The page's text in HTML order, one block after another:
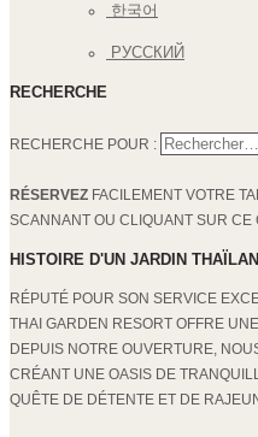
한국어
РУССКИЙ
RECHERCHE
RECHERCHE POUR :
RÉSERVEZ FACILEMENT VOTRE
SCANNANT OU CLIQUANT SUR CE
HISTOIRE D'UN JARDIN
RÉPUTÉ POUR SON SERVICE
THAI GARDEN RESORT OFFRE
DEPUIS NOTRE OUVERTURE,
CRÉANT UNE OASIS DE
QUÊTE DE DÉTENTE ET DE